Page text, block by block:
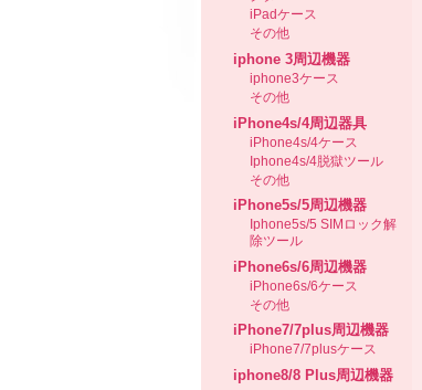
iPadケース
その他
iphone 3周辺機器
iphone3ケース
その他
iPhone4s/4周辺器具
iPhone4s/4ケース
Iphone4s/4脱獄ツール
その他
iPhone5s/5周辺機器
Iphone5s/5 SIMロック解
除ツール
iPhone6s/6周辺機器
iPhone6s/6ケース
その他
iPhone7/7plus周辺機器
iPhone7/7plusケース
iphone8/8 Plus周辺機器